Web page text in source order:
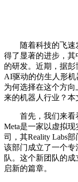
随着科技的飞速
得了显著的进步，
的研发。近期，据
AI驱动的仿生人形机
为何选择在这个方
来的机器人行业？本
首先，我们来看看
Meta是一家以虚拟
司，其Reality Labs
该部门成立了一个
队。这个新团队的
启新的篇章。